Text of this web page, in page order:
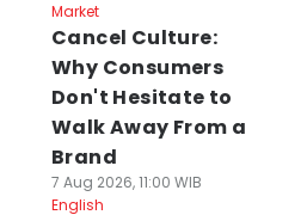
Market
Cancel Culture:
Why Consumers
Don't Hesitate to
Walk Away From a
Brand
7 Aug 2026, 11:00 WIB
English